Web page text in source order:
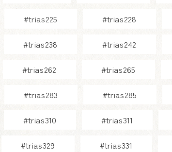
#trias225 #trias228
#trias238 #trias242
#trias262 #trias265
#trias283 #trias285
#trias310 #trias311
#trias329 #trias331